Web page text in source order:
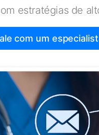
estratégias de
com um